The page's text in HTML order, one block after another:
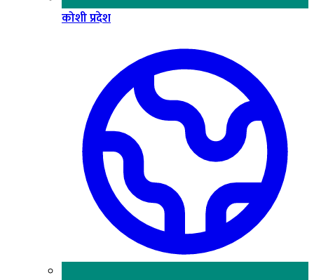
कोशी प्रदेश